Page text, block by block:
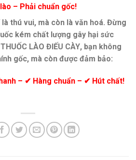
– Phải chuẩn gốc!
thú vui, mà còn là văn hoá. Đừng
kém chất lượng gây hại sức
LÀO ĐIẾU CÀY, bạn không
gốc, mà còn được đảm bảo:
– ✔ Hàng chuẩn – ✔ Hút chất!